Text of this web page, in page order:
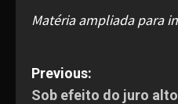
Matéria ampliada para
P
Previous:
Sob efeito do juro